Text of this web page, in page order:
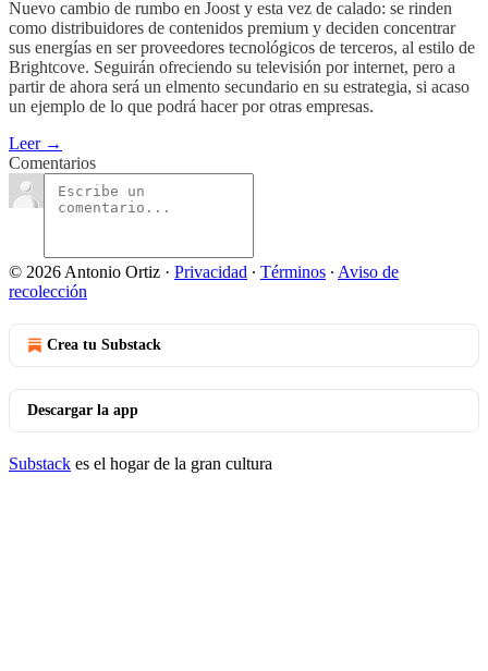
Nuevo cambio de rumbo en Joost y esta vez de calado: se rinden
como distribuidores de contenidos premium y deciden concentrar
sus energías en ser proveedores tecnológicos de terceros, al estilo de
Brightcove. Seguirán ofreciendo su televisión por internet, pero a
partir de ahora será un elmento secundario en su estrategia, si acaso
un ejemplo de lo que podrá hacer por otras empresas.
Leer →
Comentarios
© 2026 Antonio Ortiz · Privacidad ∙ Términos ∙ Aviso de
recolección
Crea tu Substack
Descargar la app
Substack es el hogar de la gran cultura